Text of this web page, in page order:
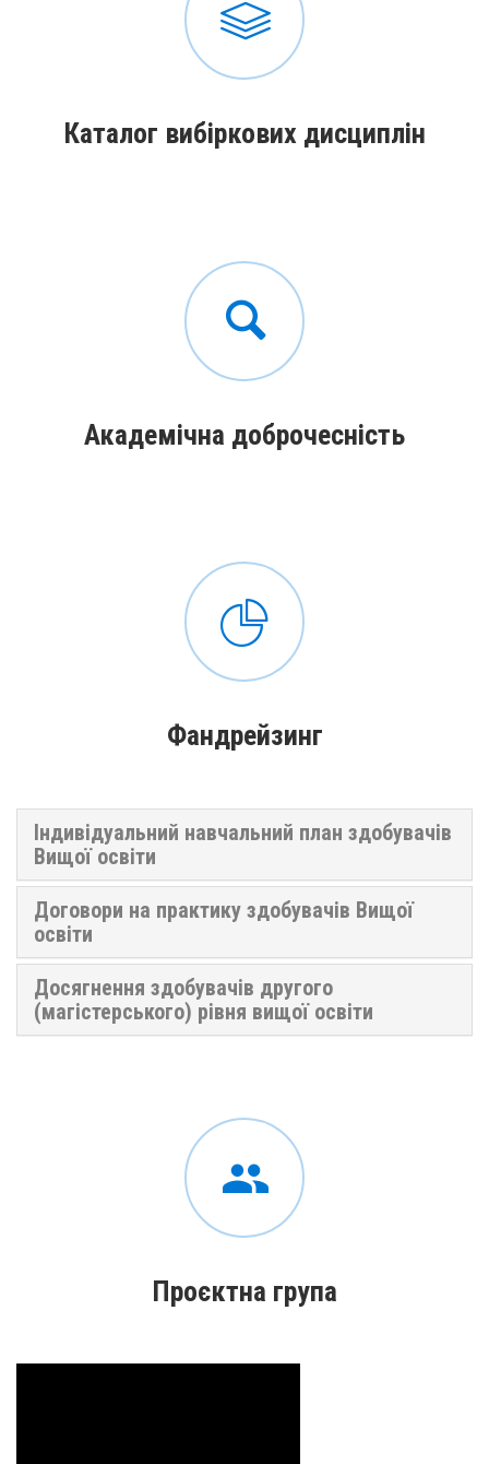
Каталог вибіркових дисциплін
Академічна доброчесність
Фандрейзинг
Індивідуальний навчальний план здобувачів
Вищої освіти
Договори на практику здобувачів Вищої
освіти
Досягнення здобувачів другого
(магістерського) рівня вищої освіти
Проєктна група